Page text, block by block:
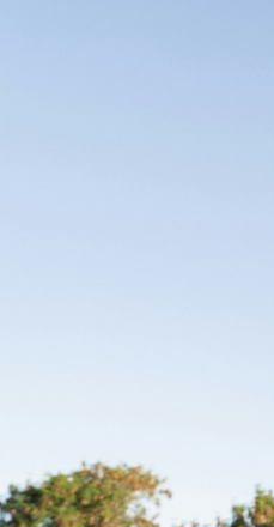
het leven. Maar hoe zorg
In deze tool vind je alles